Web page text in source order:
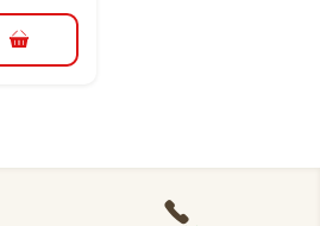
do košíka